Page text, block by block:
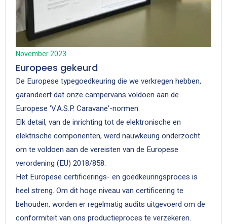
November 2023
Europees gekeurd​
De Europese typegoedkeuring die we verkregen hebben,
garandeert dat onze campervans voldoen aan de
Europese ‘V.A.S.P. Caravane’-normen.
Elk detail, van de inrichting tot de elektronische en
elektrische componenten, werd nauwkeurig onderzocht
om te voldoen aan de vereisten van de Europese
verordening (EU) 2018/858.
Het Europese certificerings- en goedkeuringsproces is
heel streng. Om dit hoge niveau van certificering te
behouden, worden er regelmatig audits uitgevoerd om de
conformiteit van ons productieproces te verzekeren.